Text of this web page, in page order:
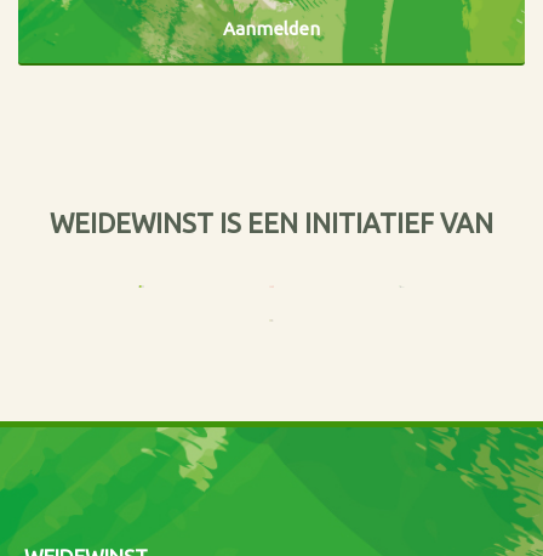
WEIDEWINST IS EEN INITIATIEF VAN